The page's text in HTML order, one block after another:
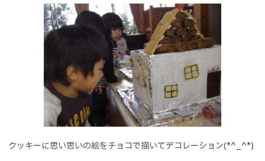
クッキーに思い思いの絵をチョコで描いてデコレーション(*^_^*)